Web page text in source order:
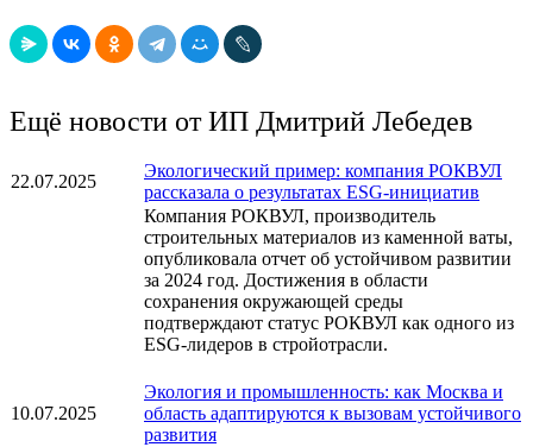
Ещё новости от ИП Дмитрий Лебедев
22.07.2025
Экологический пример: компания РОКВУЛ
рассказала о результатах ESG-инициатив
Компания РОКВУЛ, производитель
строительных материалов из каменной ваты,
опубликовала отчет об устойчивом развитии
за 2024 год. Достижения в области
сохранения окружающей среды
подтверждают статус РОКВУЛ как одного из
ESG-лидеров в стройотрасли.
10.07.2025
Экология и промышленность: как Москва и
область адаптируются к вызовам устойчивого
развития